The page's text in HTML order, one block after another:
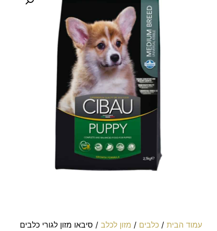
עמוד הבית /כלבים / מזון לכלב / סיבאו מזון לגורי כלבים